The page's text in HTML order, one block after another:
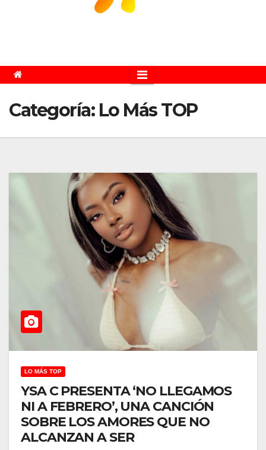
Categoría: Lo Más TOP
LO MÁS TOP
YSA C PRESENTA ‘NO LLEGAMOS
NI A FEBRERO’, UNA CANCIÓN
SOBRE LOS AMORES QUE NO
ALCANZAN A SER